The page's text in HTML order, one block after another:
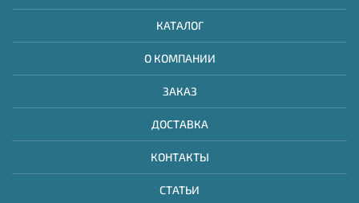
КАТАЛОГ
О КОМПАНИИ
ЗАКАЗ
ДОСТАВКА
КОНТАКТЫ
СТАТЬИ